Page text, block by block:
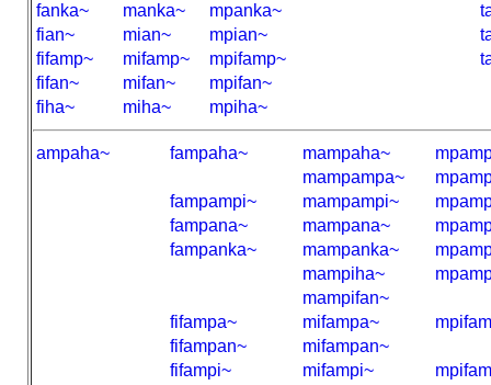
fanka~
manka~ mpanka~
fian~
mian~ mpian~
fifamp~
mifamp~ mpifamp~
fifan~
mifan~
mpifan~
fiha~
miha~ mpiha~
ampaha~ fampaha~ mampaha~
mampampa~
fampampi~
mampampi~
fampana~
mampana~
fampanka~
mampanka~
mampiha~
mampifan~
fifampa~
mifampa~
fifampan~
mifampan~
fifampi~
mifampi~